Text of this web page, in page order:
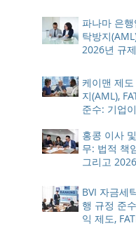
파나마 은
탁방지
2026년 규
케이맨 제
지(AML),
준수: 기업
홍콩 이사
무: 법적 책
그리고
BVI 자금세
행 규정 준
익 제도,